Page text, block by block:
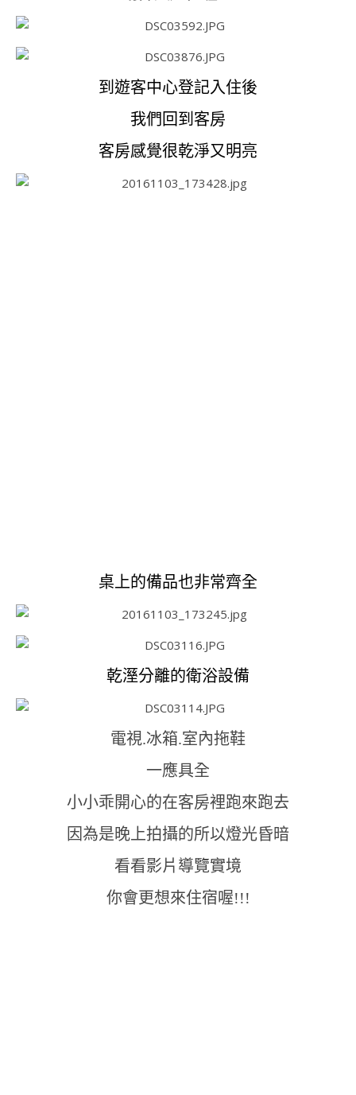
到遊客中心登記入住後
我們回到客房
客房感覺很乾淨又明亮
桌上的備品也非常齊全
乾溼分離的衛浴設備
電視.冰箱.室內拖鞋
一應具全
小小乖開心的在客房裡跑來跑去
因為是晚上拍攝的所以燈光昏暗
看看影片導覽實境
你會更想來住宿喔!!!